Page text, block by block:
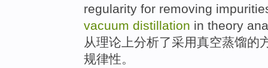
regularity for removing
vacuum distillation in theory
从理论上分析了采用真空蒸馏的
规律性。